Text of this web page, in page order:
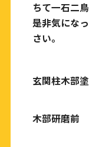
ちて一石二
是非気にな
さい。
玄関柱木部
木部研磨前